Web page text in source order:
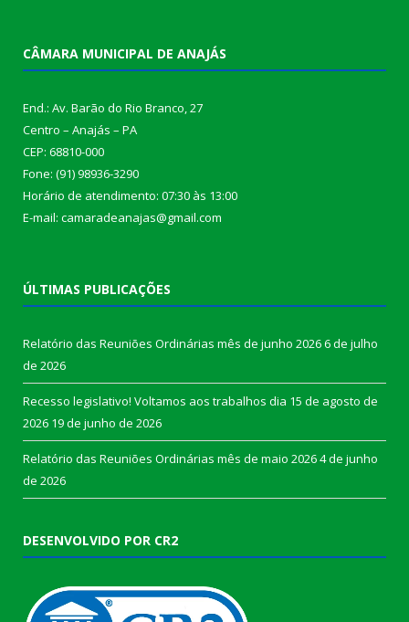
CÂMARA MUNICIPAL DE ANAJÁS
End.: Av. Barão do Rio Branco, 27
Centro – Anajás – PA
CEP: 68810-000
Fone: (91) 98936-3290
Horário de atendimento: 07:30 às 13:00
E-mail: camaradeanajas@gmail.com
ÚLTIMAS PUBLICAÇÕES
Relatório das Reuniões Ordinárias mês de junho 20266 de julho
de 2026
Recesso legislativo! Voltamos aos trabalhos dia 15 de agosto de
2026 19 de junho de 2026
Relatório das Reuniões Ordinárias mês de maio 20264 de junho
de 2026
DESENVOLVIDO POR CR2